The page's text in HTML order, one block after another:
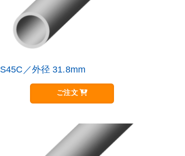
商
ら
択
リ
あ
り
ま
す。
プ
ョ
S45C／外径 31.8mm
ご注文
商
数
の